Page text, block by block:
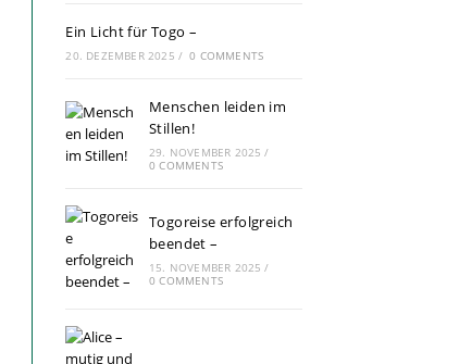
Ein Licht für Togo –
20. DEZEMBER 2025 / 0 COMMENTS
Menschen leiden im
Stillen!
29. NOVEMBER 2025 /
0 COMMENTS
Togoreise erfolgreich
beendet –
15. NOVEMBER 2025 /
0 COMMENTS